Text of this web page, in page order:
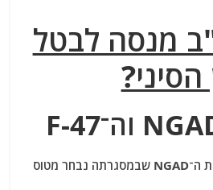
מנסה לבטל
ארה"ב מקדמת את תוכנית ה־NGAD שבמסגרתה נבחר מטוס